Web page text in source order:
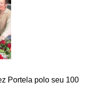
Portela polo seu 100